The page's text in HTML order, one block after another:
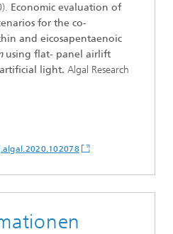
Economic evaluation of
for the co-
and eicosapentaenoic
using flat- panel airlift
light. Algal Research